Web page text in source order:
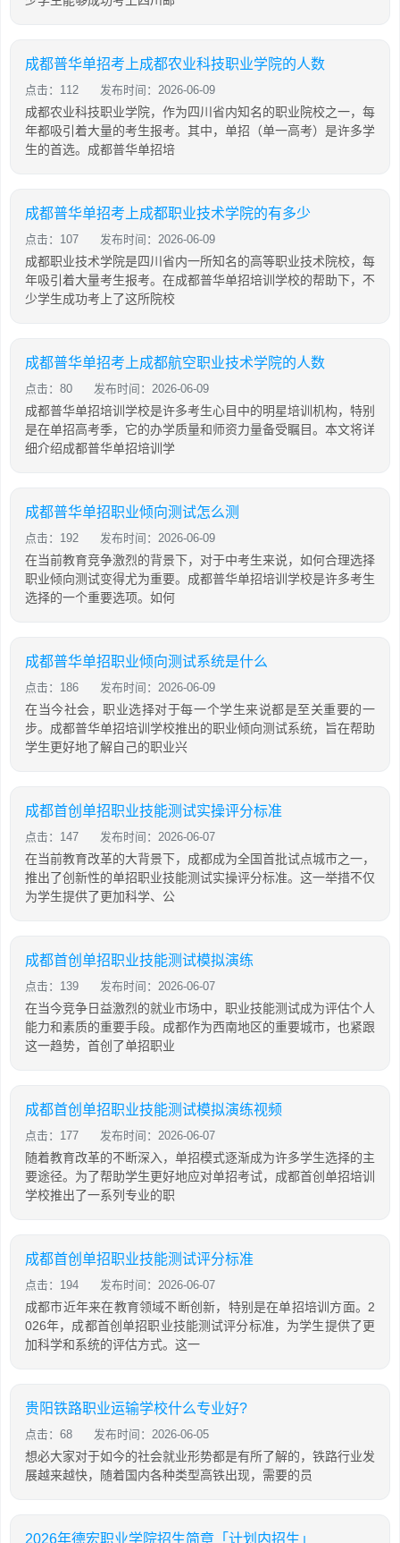
成都普华单招考上成都农业科技职业学院的人数
点击：112 发布时间：2026-06-09
成都农业科技职业学院，作为四川省内知名的职业院校之一，每
年都吸引着大量的考生报考。其中，单招（单一高考）是许多学
生的首选。成都普华单招培
成都普华单招考上成都职业技术学院的有多少
点击：107 发布时间：2026-06-09
成都职业技术学院是四川省内一所知名的高等职业技术院校，每
年吸引着大量考生报考。在成都普华单招培训学校的帮助下，不
少学生成功考上了这所院校
成都普华单招考上成都航空职业技术学院的人数
点击：80 发布时间：2026-06-09
成都普华单招培训学校是许多考生心目中的明星培训机构，特别
是在单招高考季，它的办学质量和师资力量备受瞩目。本文将详
细介绍成都普华单招培训学
成都普华单招职业倾向测试怎么测
点击：192 发布时间：2026-06-09
在当前教育竞争激烈的背景下，对于中考生来说，如何合理选择
职业倾向测试变得尤为重要。成都普华单招培训学校是许多考生
选择的一个重要选项。如何
成都普华单招职业倾向测试系统是什么
点击：186 发布时间：2026-06-09
在当今社会，职业选择对于每一个学生来说都是至关重要的一
步。成都普华单招培训学校推出的职业倾向测试系统，旨在帮助
学生更好地了解自己的职业兴
成都首创单招职业技能测试实操评分标准
点击：147 发布时间：2026-06-07
在当前教育改革的大背景下，成都成为全国首批试点城市之一，
推出了创新性的单招职业技能测试实操评分标准。这一举措不仅
为学生提供了更加科学、公
成都首创单招职业技能测试模拟演练
点击：139 发布时间：2026-06-07
在当今竞争日益激烈的就业市场中，职业技能测试成为评估个人
能力和素质的重要手段。成都作为西南地区的重要城市，也紧跟
这一趋势，首创了单招职业
成都首创单招职业技能测试模拟演练视频
点击：177 发布时间：2026-06-07
随着教育改革的不断深入，单招模式逐渐成为许多学生选择的主
要途径。为了帮助学生更好地应对单招考试，成都首创单招培训
学校推出了一系列专业的职
成都首创单招职业技能测试评分标准
点击：194 发布时间：2026-06-07
成都市近年来在教育领域不断创新，特别是在单招培训方面。2
026年，成都首创单招职业技能测试评分标准，为学生提供了更
加科学和系统的评估方式。这一
贵阳铁路职业运输学校什么专业好?
点击：68 发布时间：2026-06-05
想必大家对于如今的社会就业形势都是有所了解的，铁路行业发
展越来越快，随着国内各种类型高铁出现，需要的员
2026年德宏职业学院招生简章「计划内招生」